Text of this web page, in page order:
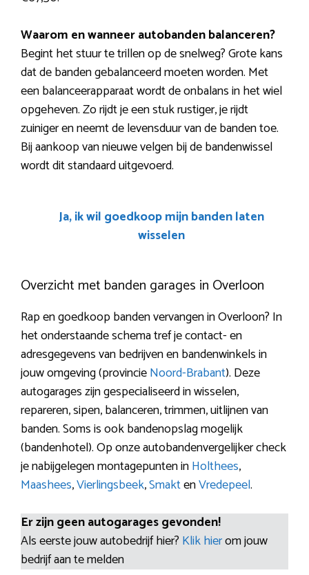
Waarom en wanneer autobanden balanceren?
Begint het stuur te trillen op de snelweg? Grote kans
dat de banden gebalanceerd moeten worden. Met
een balanceerapparaat wordt de onbalans in het wiel
opgeheven. Zo rijdt je een stuk rustiger, je rijdt
zuiniger en neemt de levensduur van de banden toe.
Bij aankoop van nieuwe velgen bij de bandenwissel
wordt dit standaard uitgevoerd.
Ja, ik wil goedkoop mijn banden laten
wisselen
Overzicht met banden garages in Overloon
Rap en goedkoop banden vervangen in Overloon? In
het onderstaande schema tref je contact- en
adresgegevens van bedrijven en bandenwinkels in
jouw omgeving (provincieNoord-Brabant). Deze
autogarages zijn gespecialiseerd in wisselen,
repareren, sipen, balanceren, trimmen, uitlijnen van
banden. Soms is ook bandenopslag mogelijk
(bandenhotel). Op onze autobandenvergelijker check
je nabijgelegen montagepunten inHolthees,
Maashees,Vierlingsbeek,SmaktenVredepeel.
Er zijn geen autogarages gevonden!
Als eerste jouw autobedrijf hier? Klik hierom jouw
bedrijf aan te melden